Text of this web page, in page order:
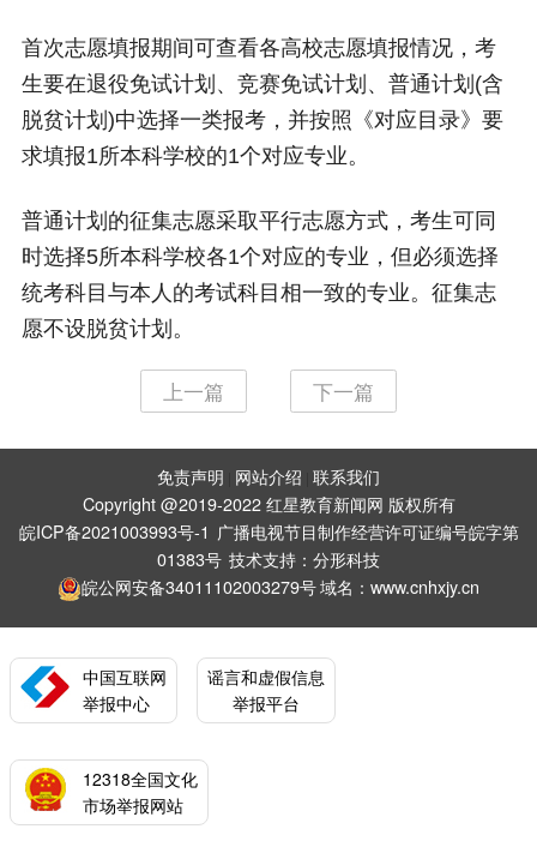
首次志愿填报期间可查看各高校志愿填报情况，考
生要在退役免试计划、竞赛免试计划、普通计划(含
脱贫计划)中选择一类报考，并按照《对应目录》要
求填报1所本科学校的1个对应专业。
普通计划的征集志愿采取平行志愿方式，考生可同
时选择5所本科学校各1个对应的专业，但必须选择
统考科目与本人的考试科目相一致的专业。征集志
愿不设脱贫计划。
上一篇 下一篇
免责声明 网站介绍 联系我们
Copyright @2019-2022 红星教育新闻网 版权所有
皖ICP备2021003993号-1 广播电视节目制作经营许可证编号皖字第
01383号 技术支持： 分形科技
皖公网安备34011102003279号域名：www.cnhxjy.cn
中国互联网
举报中心
谣言和虚假信息
举报平台
12318全国文化
市场举报网站